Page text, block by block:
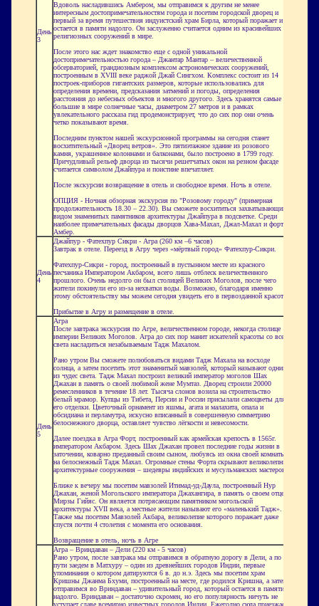
День
3
Вдоволь насладившись Амбером, мы отправимся к другим не менее
интересным достопримечательностям города и посетим городской дворец и
первый за время путешествия индуистский храм Бирла , который поражает и
остается в памяти надолго. Он заслуженно считается одним из красивейших
религиозных сооружений в мире.
После этого нас ждет знакомство еще с одной уникальной
достопримечательностью города – Джантар Мантар – величественной
обсерваторией, грандиозным комплексом астрономических сооружений,
построенным в XVIII веке раджой Джай Сингхом. Комплекс состоит из 14
построек-приборов гигантских размеров, которые использовались для
определения времени, предсказания затмений и погоды, определения
расстояния до небесных объектов и многого другого. Здесь хранятся самые
большие в мире солнечные часы, диаметром 27 метров и в рамках
увлекательного рассказа гид продемонстрирует, что до сих пор они очень
четко показывают время.
Последним пунктом нашей экскурсионной программы на сегодня станет
восхитительный «Дворец ветров». Это пятиэтажное здание из розового
камня, украшенное колоннами и балконами, было построено в 1799 году.
Причудливый рельеф дворца из тысячи решетчатых окон на резном фасаде
считается символом Джайпура и поистине впечатляет.
После экскурсии возвращение в отель и свободное время. Ночь в отеле.
ОПЦИЯ - Ночная обзорная экскурсия по "Розовому городу" (примерная
продолжительность 18.30 – 22.30). Вы сможете восхититься захватывающим
видом знаменитых памятников архитектуры Джайпура в подсветке. Среди
наиболее примечательных фасады дворцов Хава-Махал, Джал-Махал и форта
Амбер.
День
4
Джайпур - Фатехпур Сикри - Агра (260 км –6 часов)
Завтрак в отеле. Переезд в Агру через «мёртвый город» Фатехпур-Сикри
Фатехпур-Сикри - город, построенный в пустынном месте из красного
песчаника Императором Акбаром, всего лишь отблеск величественного
прошлого. Очень недолго он был столицей Великих Моголов, после чего
жители покинули его из-за нехватки воды. Возможно, благодаря именно
этому обстоятельству мы можем сегодня увидеть его в первозданной красоте.
Прибытие в Агру и размещение в отеле.
День
5
Агра
После завтрака экскурсия по Агре, величественном городе, некогда столице
империи Великих Моголов. Агра до сих пор манит искателей красоты со всего
света насладиться незабываемым Тадж Махалом
Рано утром Вы сможете полюбоваться видами Тадж Махала на восходе
солнца, а затем посетить этот знаменитый мавзолей, который называют одним
из чудес света. Тадж Махал построил великий император моголов Шах
Джахан в память о своей любимой жене Мумтаз. Дворец строили 20000
ремесленников в течение 18 лет. Тысяча слонов возила на строительство
белый мрамор. Купцы из Тибета, Персии и России присылали самоцветы для
его отделки. Цветочный орнамент из яшмы, агата и малахита, опала и
обсидиана и перламутра, искусно вписанный в совершенную симметрию
белоснежного дворца, оставляет чувство лёгкости и невесомости.
Далее поездка в Агра Форт, построенный как армейская крепость в 1565г.
императором Акбаром. Здесь Шах Джахан провел последние годы жизни в
заточении, коварно преданный своим сыном, любуясь из окна своей комнаты
на белоснежный Тадж Махал. Огромные стены Форта скрывают великолепные
архитектурные сооружения – шедевры индийских и мусульманских мастеров.
Ближе к вечеру мы посетим мавзолей Итимад-уд-Даула , построенный Нур
Джахан, женой Могольского императора Джахангира, в память о своем отце
Мирзы Гийяс . Он является потрясающим памятником могольской
архитектуры XVII века, а местные жители называют его «маленький Тадж».
Также мы посетим Мавзолей Акбара, великолепие которого поражает даже
спустя почти 4 столетия с момента его основания.
Возвращение в отель, ночь в Агре
Агра – Вриндаван – Дели (220 км - 5 часов)
Рано утром, после завтрака мы отправимся в обратную дорогу в Дели, а по
пути заедем в Матхуру – один из древнейших городов Индии, первые
упоминания о котором датируются 6 в. до н.э. Здесь мы посетим храм
Кришны Джанма Бхуми , построенный на месте, где родился Кришна, а затем
отправимся во Вриндаван – удивительный город, который остается в памяти
надолго. Вриндаван – достаточно скромен, но его популярность ничуть не
уступает славе всемирно известных городов Индии. Ежегодно сюда приезжает